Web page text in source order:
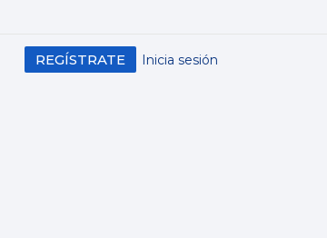
Inicia sesión
REGÍSTRATE